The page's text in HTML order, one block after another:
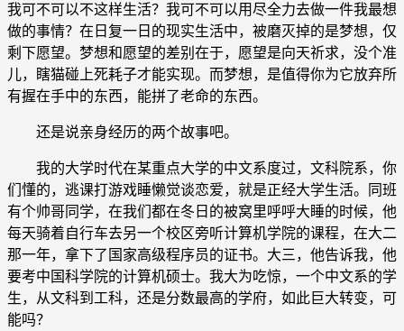
我可不可以不这样生活？我可不可以用尽全力去做一件我最想
做的事情？在日复一日的现实生活中，被磨灭掉的是梦想，仅
剩下愿望。梦想和愿望的差别在于，愿望是向天祈求，没个准
儿，瞎猫碰上死耗子才能实现。而梦想，是值得你为它放弃所
有握在手中的东西，能拼了老命的东西。
还是说亲身经历的两个故事吧。
我的大学时代在某重点大学的中文系度过，文科院系，你
们懂的，逃课打游戏睡懒觉谈恋爱，就是正经大学生活。同班
有个帅哥同学，在我们都在冬日的被窝里呼呼大睡的时候，他
每天骑着自行车去另一个校区旁听计算机学院的课程，在大二
那一年，拿下了国家高级程序员的证书。大三，他告诉我，他
要考中国科学院的计算机硕士。我大为吃惊，一个中文系的学
生，从文科到工科，还是分数最高的学府，如此巨大转变，可
能吗？